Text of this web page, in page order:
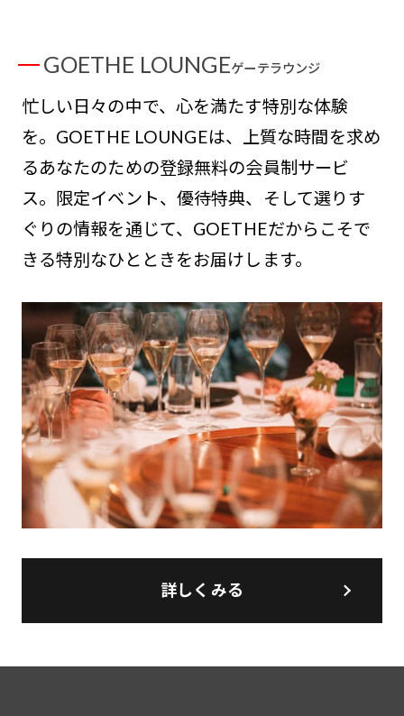
GOETHE LOUNGEゲーテラウンジ
忙しい日々の中で、心を満たす特別な体験
を。GOETHE LOUNGEは、上質な時間を求め
るあなたのための登録無料の会員制サービ
ス。限定イベント、優待特典、そして選りす
ぐりの情報を通じて、GOETHEだからこそで
きる特別なひとときをお届けします。
詳しくみる